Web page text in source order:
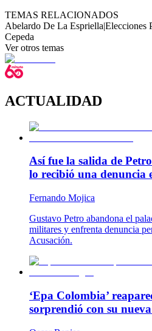
TEMAS RELACIONADOS
Abelardo De La Espriella|Elecciones
Cepeda
Ver otros temas
ACTUALIDAD
Así fue la salida de
lo recibió una denuncia
Fernando Mojica
Gustavo Petro abandona el
militares y enfrenta denuncia
Acusación.
‘Epa Colombia’
sorprendió con su